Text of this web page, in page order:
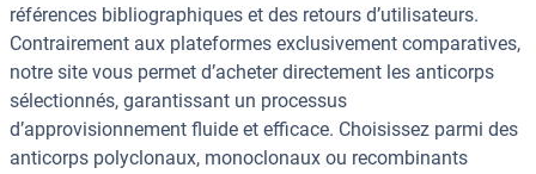
références bibliographiques et des retours d’utilisateurs.
Contrairement aux plateformes exclusivement comparatives,
notre site vous permet d’acheter directement les anticorps
sélectionnés, garantissant un processus
d’approvisionnement fluide et efficace. Choisissez parmi des
anticorps polyclonaux, monoclonaux ou recombinants